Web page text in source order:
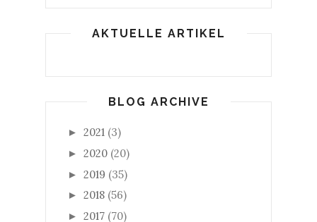
AKTUELLE ARTIKEL
BLOG ARCHIVE
► 2021 (3)
► 2020 (20)
► 2019 (35)
► 2018 (56)
► 2017 (70)